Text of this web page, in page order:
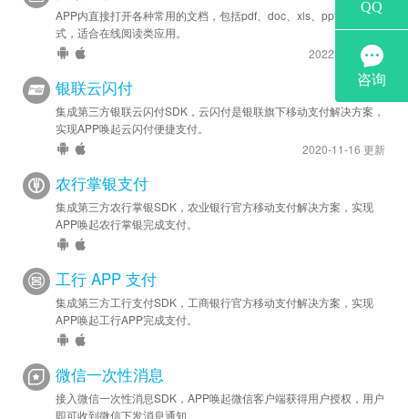
APP内直接打开各种常用的文档，包括pdf、doc、xls、ppt、txt等格
式，适合在线阅读类应用。
2022-2-15 更新
银联云闪付
集成第三方银联云闪付SDK，云闪付是银联旗下移动支付解决方案，
实现APP唤起云闪付便捷支付。
2020-11-16 更新
农行掌银支付
集成第三方农行掌银SDK，农业银行官方移动支付解决方案，实现
APP唤起农行掌银完成支付。
工行 APP 支付
集成第三方工行支付SDK，工商银行官方移动支付解决方案，实现
APP唤起工行APP完成支付。
微信一次性消息
接入微信一次性消息SDK，APP唤起微信客户端获得用户授权，用户
即可收到微信下发消息通知。